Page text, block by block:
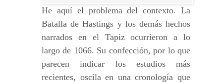
He aquí el problema del contexto. La
Batalla de Hastings y los demás hechos
narrados en el Tapiz ocurrieron a lo
largo de 1066. Su confección, por lo que
parecen indicar los estudios más
recientes, oscila en una cronología que